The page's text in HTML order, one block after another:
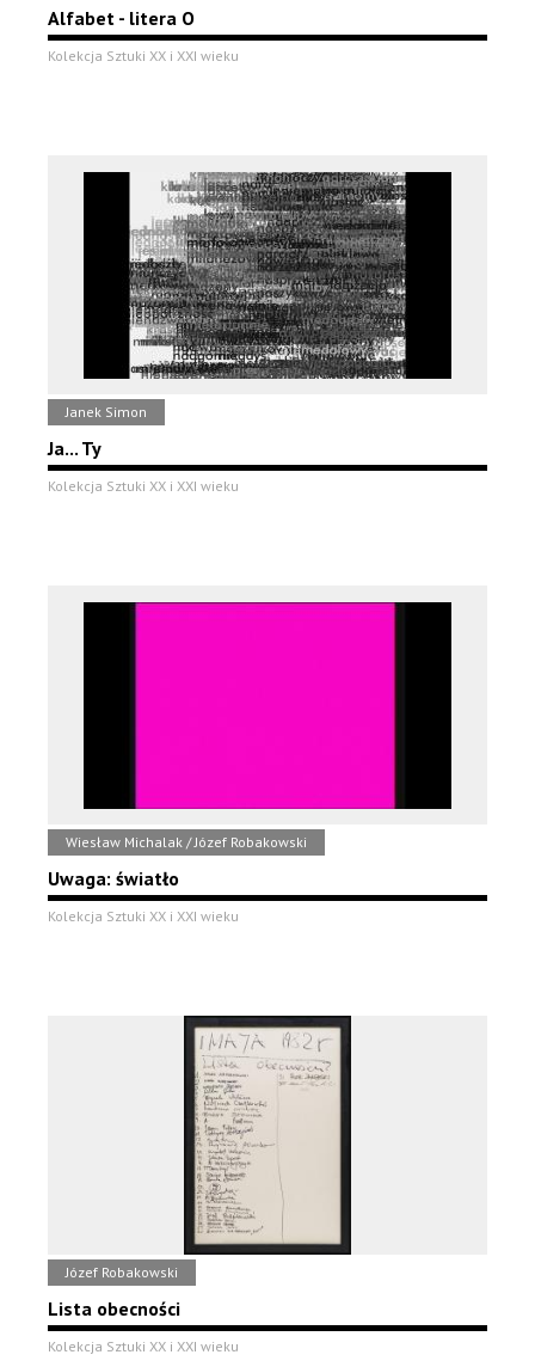
Alfabet - litera O
Kolekcja Sztuki XX i XXI wieku
Janek Simon
Ja... Ty
Kolekcja Sztuki XX i XXI wieku
Wiesław Michalak / Józef Robakowski
Uwaga: światło
Kolekcja Sztuki XX i XXI wieku
Józef Robakowski
Lista obecności
Kolekcja Sztuki XX i XXI wieku